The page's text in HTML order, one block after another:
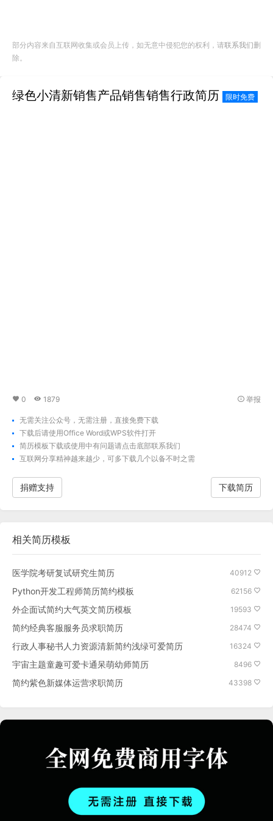
部分内容来自互联网收集或会员上传，如无意中侵犯您的权利，请联系我们删
除。
绿色小清新销售产品销售销售行政简历 限时免费
0 1879 举报
无需关注公众号，无需注册，直接免费下载
下载后请使用Office Word或WPS软件打开
简历模板下载或使用中有问题请点击底部联系我们
互联网分享精神越来越少，可多下载几个以备不时之需
捐赠支持 下载简历
相关简历模板
医学院考研复试研究生简历 40912
Python开发工程师简历简约模板 62156
外企面试简约大气英文简历模板 19593
简约经典客服服务员求职简历 28474
行政人事秘书人力资源清新简约浅绿可爱简历 16324
宇宙主题童趣可爱卡通呆萌幼师简历 8496
简约紫色新媒体运营求职简历 43398